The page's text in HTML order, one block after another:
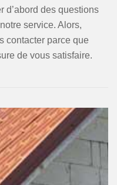
d’abord des questions
service. Alors,
contacter parce que
de vous satisfaire.